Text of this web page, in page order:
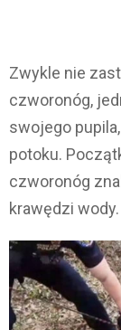
Zwykle nie
czworonóg,
swojego
potoku.
czworonóg
krawędzi wody.